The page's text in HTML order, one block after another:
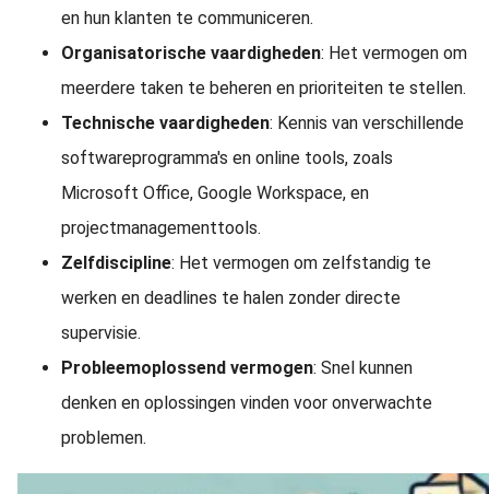
en hun klanten te communiceren.
Organisatorische vaardigheden: Het vermogen om
meerdere taken te beheren en prioriteiten te stellen.
Technische vaardigheden: Kennis van verschillende
softwareprogramma's en online tools, zoals
Microsoft Office, Google Workspace, en
projectmanagementtools.
Zelfdiscipline: Het vermogen om zelfstandig te
werken en deadlines te halen zonder directe
supervisie.
Probleemoplossend vermogen: Snel kunnen
denken en oplossingen vinden voor onverwachte
problemen.